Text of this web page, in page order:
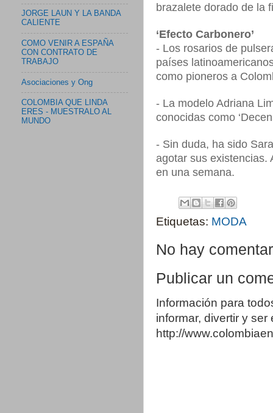
brazalete dorado de la
‘Efecto Carbonero’
- Los rosarios de
países
como pioneros a
- La modelo Adriana
conocidas como
- Sin duda, ha sido
agotar sus existencias.
en una semana.
Etiquetas: MODA
No hay
Publicar un
Información para
informar, divertir y
http://
JORGE LAUN Y LA BANDA
CALIENTE
COMO VENIR A ESPAÑA
CON CONTRATO DE
TRABAJO
Asociaciones y Ong
COLOMBIA QUE LINDA
ERES - MUESTRALO AL
MUNDO